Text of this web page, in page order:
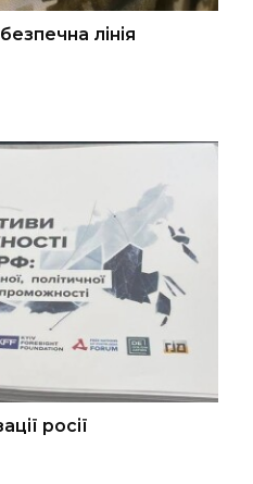
лінія
росії